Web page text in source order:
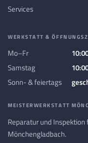
Services
WERKSTATT &
Mo–Fr
Samstag
Sonn- & feiertags
MEISTERWERKSTATT
Reparatur und Inspektion
Mönchengladbach.